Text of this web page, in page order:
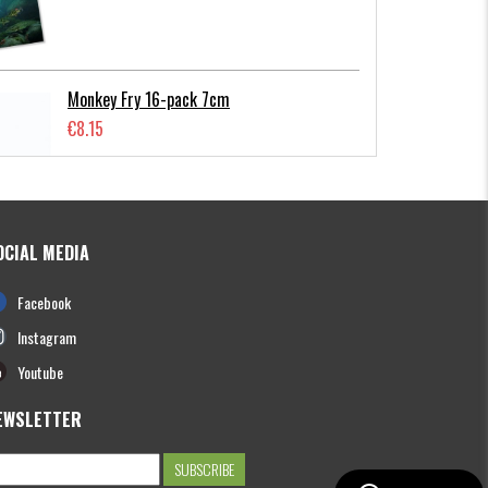
Monkey Fry 16-pack 7cm
€8.15
pack
€12.72
Hooligan Roach JR 15cm
€13.64
MEDIA
Facebook
Instagram
Youtube